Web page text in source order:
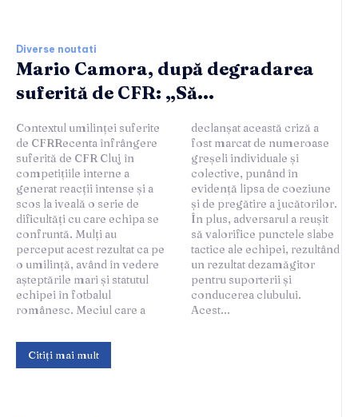
Diverse noutati
Mario Camora, după degradarea
suferită de CFR: „Să...
Contextul umilinței suferite
de CFRRecenta înfrângere
suferită de CFR Cluj în
competițiile interne a
generat reacții intense și a
scos la iveală o serie de
dificultăți cu care echipa se
confruntă. Mulți au
perceput acest rezultat ca pe
o umilință, având în vedere
așteptările mari și statutul
echipei în fotbalul
românesc. Meciul care a
declanșat această criză a
fost marcat de numeroase
greșeli individuale și
colective, punând în
evidență lipsa de coeziune
și de pregătire a jucătorilor.
În plus, adversarul a reușit
să valorifice punctele slabe
tactice ale echipei, rezultând
un rezultat dezamăgitor
pentru suporterii și
conducerea clubului.
Acest...
Citiți mai mult